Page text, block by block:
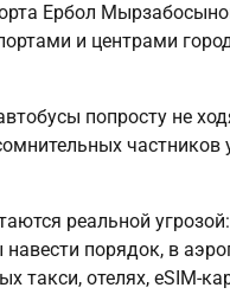
Ербол
и центрами
попросту не
частников
реальной
порядок, в
такси, отелях, eSIM-